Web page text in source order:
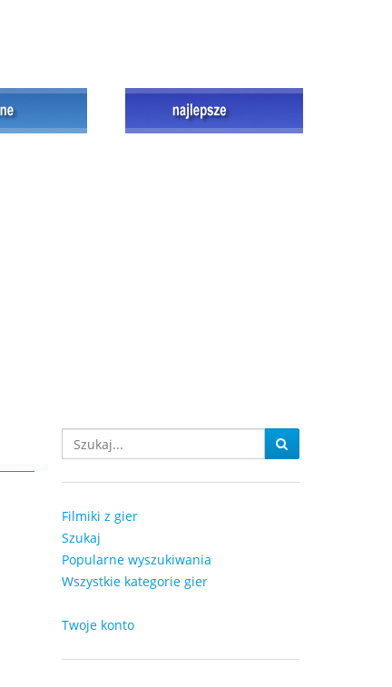
Filmiki z gier
Szukaj
Popularne wyszukiwania
Wszystkie kategorie gier
Twoje konto